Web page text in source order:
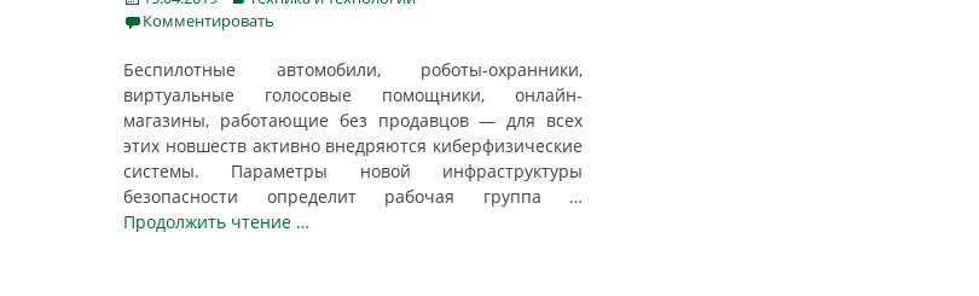
onКомментировать
Беспилотные автомобили, роботы-охранники,
виртуальные голосовые помощники, онлайн-
магазины, работающие без продавцов — для всех
этих новшеств активно внедряются киберфизические
системы. Параметры новой инфраструктуры
безопасности определит рабочая группа …
Продолжить чтение …